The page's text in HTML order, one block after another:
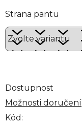
Strana pantu
Dostupnost
Možnosti doručení
Kód: